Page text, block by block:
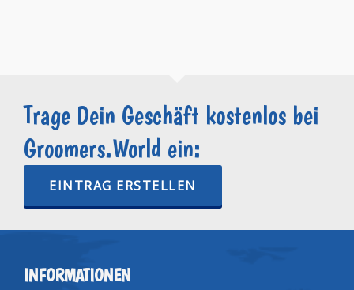
Trage Dein Geschäft kostenlos bei
Groomers.World ein:
EINTRAG ERSTELLEN
INFORMATIONEN